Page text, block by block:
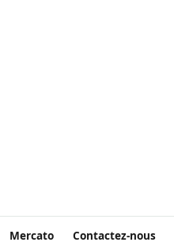
Mercato Contactez-nous